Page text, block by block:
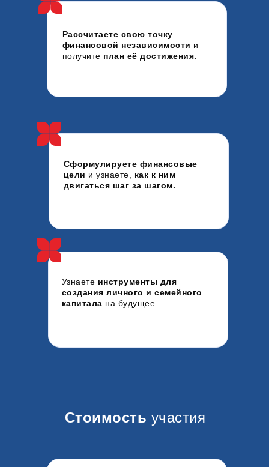
Рассчитаете свою точку
финансовой независимости и
получите план её достижения.
Узнаете инструменты для
создания личного и семейного
капитала на будущее.
Сформулируете финансовые
цели и узнаете, как к ним
двигаться шаг за шагом.
Стоимость участия